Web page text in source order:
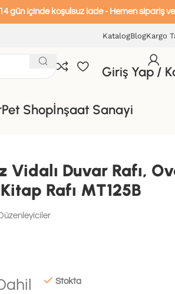
iade - Hemen sipariş verin! | Üye
KatalogBlogKargo
Giriş Yap /
Pet Shopİnşaat Sanayi
Duvar Rafı,
Rafı MT125B
Stokta